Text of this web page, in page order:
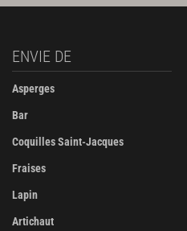
ENVIE DE
Asperges
Bar
Coquilles Saint-Jacques
Fraises
Lapin
Artichaut